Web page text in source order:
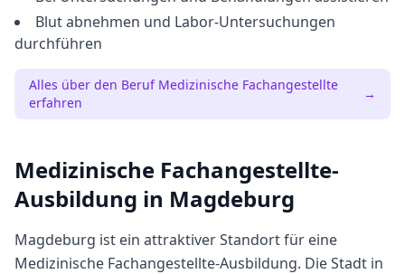
Blut abnehmen und Labor-Untersuchungen
durchführen
Alles über den Beruf Medizinische Fachangestellte
erfahren
→
Medizinische Fachangestellte-
Ausbildung in Magdeburg
Magdeburg ist ein attraktiver Standort für eine
Medizinische Fachangestellte-Ausbildung. Die Stadt in